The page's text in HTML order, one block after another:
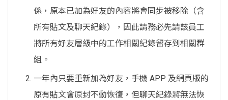
係，原本已加為好友的內容將會同步被移除（含
所有貼文及聊天紀錄），因此請務必先請該員工
將所有好友層級中的工作相關紀錄留存到相關群
組。
一年內只要重新加為好友，手機 APP 及網頁版的
原有貼文會原封不動恢復，但聊天紀錄將無法恢